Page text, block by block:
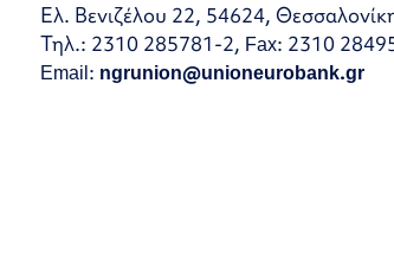
Ελ. Βενιζέλου 22, 54624,
Τηλ.: 2310 285781-2, Fax: 2310
Email: ngrunion@unioneurobank.gr